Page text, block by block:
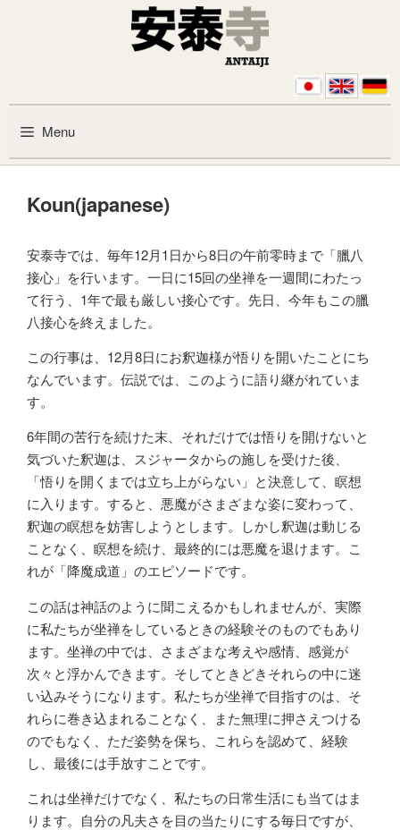
Menu
Koun(japanese)
安泰寺では、毎年12月1日から8日の午前零時まで「臘八
接心」を行います。一日に15回の坐禅を一週間にわたっ
て行う、1年で最も厳しい接心です。先日、今年もこの臘
八接心を終えました。
この行事は、12月8日にお釈迦様が悟りを開いたことにち
なんでいます。伝説では、このように語り継がれていま
す。
6年間の苦行を続けた末、それだけでは悟りを開けないと
気づいた釈迦は、スジャータからの施しを受けた後、
「悟りを開くまでは立ち上がらない」と決意して、瞑想
に入ります。すると、悪魔がさまざまな姿に変わって、
釈迦の瞑想を妨害しようとします。しかし釈迦は動じる
ことなく、瞑想を続け、最終的には悪魔を退けます。こ
れが「降魔成道」のエピソードです。
この話は神話のように聞こえるかもしれませんが、実際
に私たちが坐禅をしているときの経験そのものでもあり
ます。坐禅の中では、さまざまな考えや感情、感覚が
次々と浮かんできます。そしてときどきそれらの中に迷
い込みそうになります。私たちが坐禅で目指すのは、そ
れらに巻き込まれることなく、また無理に押さえつける
のでもなく、ただ姿勢を保ち、これらを認めて、経験
し、最後には手放すことです。
これは坐禅だけでなく、私たちの日常生活にも当てはま
ります。自分の凡夫さを目の当たりにする毎日ですが、